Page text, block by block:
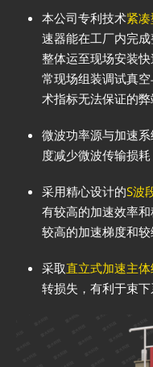
本公司专利技术紧
速器能在工厂内完
整体运至现场安装
常现场组装调试真
术指标无法保证的弊
微波功率源与加速
度减少微波传输损耗
采用精心设计的S波
有较高的加速效率
较高的加速梯度和较
采取直立式加速主体
转损失，有利于束下